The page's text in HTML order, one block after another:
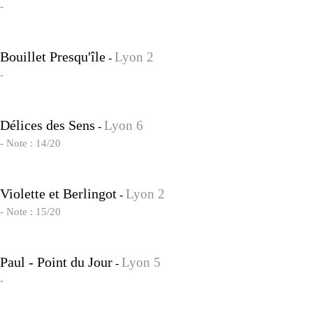
-
Bouillet Presqu'île - Lyon 2
-
Délices des Sens - Lyon 6
- Note : 14/20
Violette et Berlingot - Lyon 2
- Note : 15/20
Paul - Point du Jour - Lyon 5
-